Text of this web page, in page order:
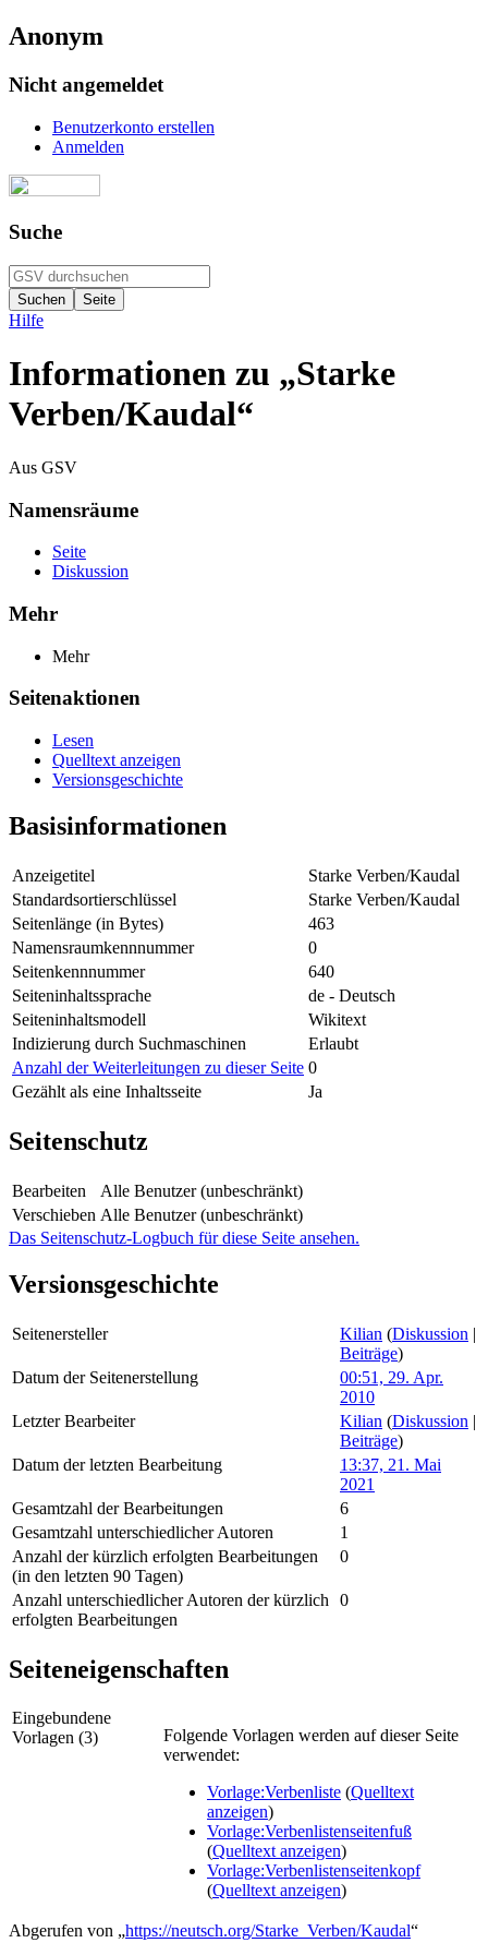
Anonym
Nicht angemeldet
Benutzerkonto erstellen
Anmelden
Suche
Hilfe
Informationen zu „Starke
Verben/Kaudal“
Aus GSV
Namensräume
Seite
Diskussion
Mehr
Mehr
Seitenaktionen
Lesen
Quelltext anzeigen
Versionsgeschichte
Basisinformationen
Anzeigetitel
Starke Verben/Kaudal
Standardsortierschlüssel
Starke Verben/Kaudal
Seitenlänge (in Bytes)
463
Namensraumkennnummer
0
Seitenkennnummer
640
Seiteninhaltssprache
de - Deutsch
Seiteninhaltsmodell
Wikitext
Indizierung durch Suchmaschinen
Erlaubt
Anzahl der Weiterleitungen zu dieser Seite 0
Gezählt als eine Inhaltsseite
Ja
Seitenschutz
Bearbeiten
Alle Benutzer (unbeschränkt)
Verschieben Alle Benutzer (unbeschränkt)
Das Seitenschutz-Logbuch für diese Seite ansehen.
Versionsgeschichte
Seitenersteller Kilian (Diskussion |
Beiträge)
Datum der Seitenerstellung
00:51, 29. Apr.
2010
Letzter Bearbeiter
Kilian (Diskussion |
Beiträge)
Datum der letzten Bearbeitung
13:37, 21. Mai
2021
Gesamtzahl der Bearbeitungen
6
Gesamtzahl unterschiedlicher Autoren
1
Anzahl der kürzlich erfolgten Bearbeitungen
(in den letzten 90 Tagen)
0
Anzahl unterschiedlicher Autoren der kürzlich
erfolgten Bearbeitungen
0
Seiteneigenschaften
Eingebundene
Vorlagen (3)
Folgende Vorlagen werden auf dieser Seite
verwendet:
Vorlage:Verbenliste (Quelltext
anzeigen)
Vorlage:Verbenlistenseitenfuß
(Quelltext anzeigen)
Vorlage:Verbenlistenseitenkopf
(Quelltext anzeigen)
Abgerufen von „https://neutsch.org/Starke_Verben/Kaudal“